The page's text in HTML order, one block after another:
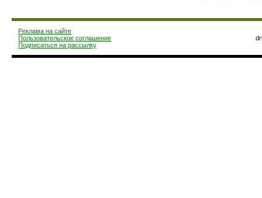
Реклама на сайте
Пользовательское соглашение
Подписаться на рассылку